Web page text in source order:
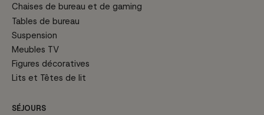
Chaises de bureau et de gaming
Tables de bureau
Suspension
Meubles TV
Figures décoratives
Lits et Têtes de lit
SÉJOURS